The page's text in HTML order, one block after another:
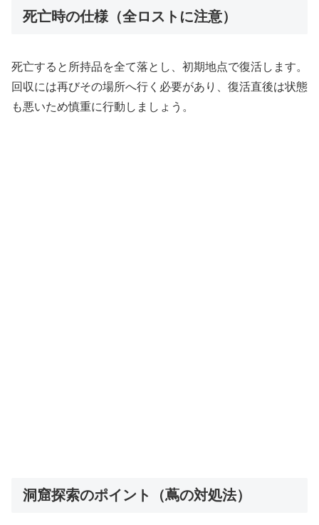
死亡時の仕様（全ロストに注意）
死亡すると所持品を全て落とし、初期地点で復活します。
回収には再びその場所へ行く必要があり、復活直後は状態
も悪いため慎重に行動しましょう。
洞窟探索のポイント（蔦の対処法）